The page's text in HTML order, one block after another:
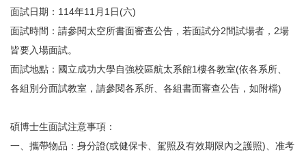
面試日期：114年11月1日(六)
面試時間：請參閱太空所書面審查公告，若面試分2間試場者，2場
皆要入場面試。
面試地點：國立成功大學自強校區航太系館1樓各教室(依各系所、
各組別分面試教室，請參閱各系所、各組書面審查公告，如附檔)
碩博士生面試注意事項：
一、攜帶物品：身分證(或健保卡、駕照及有效期限內之護照)、准考